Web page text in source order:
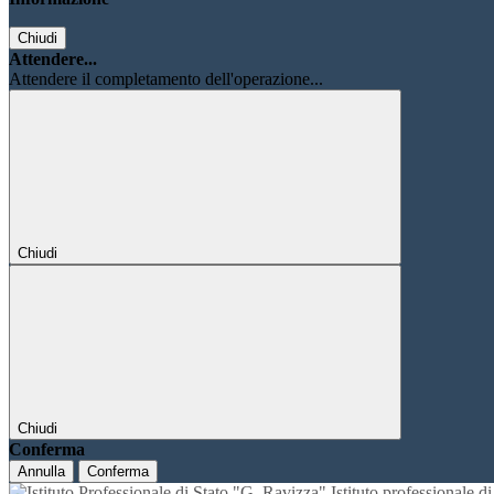
Chiudi
Attendere...
Attendere il completamento dell'operazione...
Chiudi
Chiudi
Conferma
Annulla Conferma